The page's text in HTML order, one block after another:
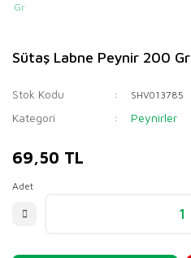
Sütaş Labne Peynir 200 Gr
Stok Kodu SHV013785
Kategori Peynirler
69,50 TL
Adet